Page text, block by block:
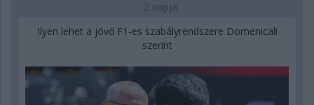
2 napja
Ilyen lehet a jövő F1-es szabályrendszere Domenicali
szerint